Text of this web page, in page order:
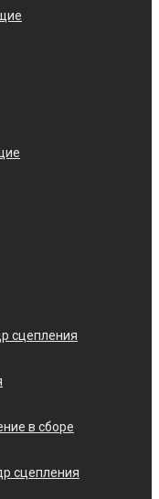
сцепления
в сборе
сцепления